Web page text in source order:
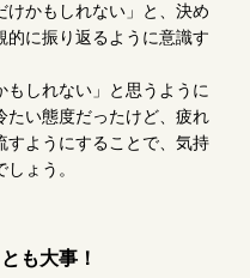
けかもしれない」と、決め
的に振り返るように意識す
もしれない」と思うように
たい態度だったけど、疲れ
すようにすることで、気持
ょう。
も大事！